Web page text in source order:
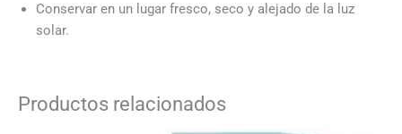
Conservar en un lugar fresco, seco y alejado de la luz
solar.
Productos relacionados